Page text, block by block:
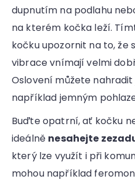
dupnutím na podlahu
na kterém kočka leží.
kočku upozornit na to, že
vibrace vnímají velmi
Oslovení můžete
například jemným
Buďte opatrní, ať kočku
ideálně nesahejte
který lze využít i při
mohou například